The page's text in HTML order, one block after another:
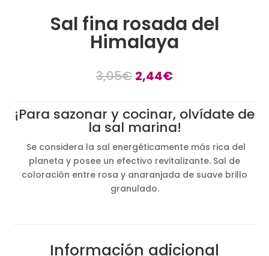
Sal fina rosada del
Himalaya
3,05€ 2,44€
¡Para sazonar y cocinar, olvídate de
la sal marina!
Se considera la sal energéticamente más rica del
planeta y posee un efectivo revitalizante. Sal de
coloración entre rosa y anaranjada de suave brillo
granulado.
Información adicional